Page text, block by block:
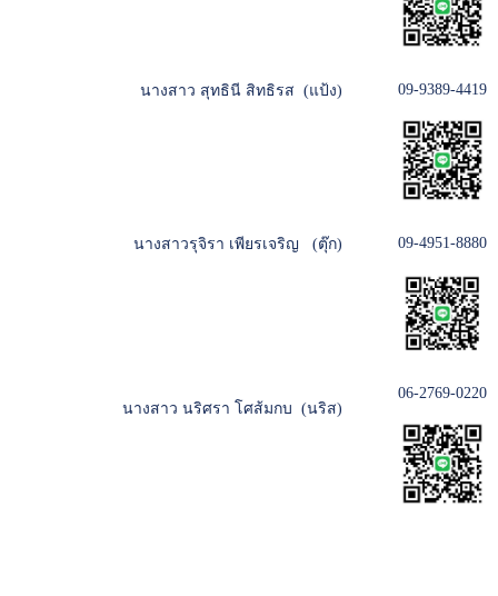
นางสาว สุทธินี สิทธิรส (แป้ง) 09-9389-4419
นางสาวรุจิรา เพียรเจริญ (ตุ๊ก) 09-4951-8880
นางสาว นริศรา โศส้มกบ (นริส)
06-2769-0220